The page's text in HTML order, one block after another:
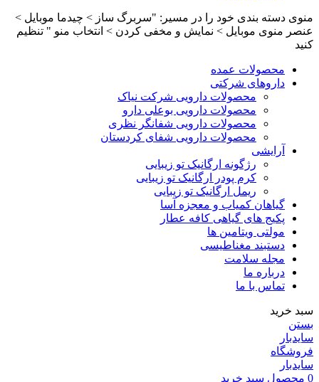
منوی دسته بندی خود را در مسیر: "سربرگ ساز > چیدما موبایل >
عنصر منوی موبایل > نمایش و مخفی کردن > انتخاب منو " تنظیم
کنید
محصولات عمده
داروهای شرکتی
محصولات دارویی شرکت نیاک
محصولات دارویی بوعلی دارو
محصولات دارویی شفانگر نظری
محصولات دارویی شفای کردستان
آرایشی
رژگونه ارگانیک تو زیبایی
کرم پودر ارگانیک تو زیبایی
ریمل ارگانیک تو زیبایی
گیاهان کمیاب و معجزه آسا
پکیج های گیاهی کافه عطار
مولتی ویتامین ها
دستبند مغناطیسی
مجله سلامت
درباره ما
تماس با ما
سبد خرید
بستن
سایدبار
فروشگاه
سایدبار
0 محصول سبد خرید